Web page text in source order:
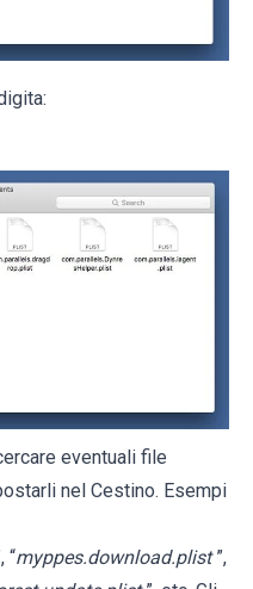
eventuali file
nel Cestino. Esempi
“myppes.download.plist ”,